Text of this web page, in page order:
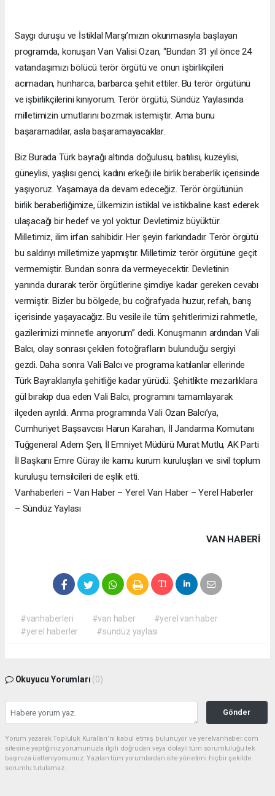
Saygı duruşu ve İstiklal Marşı’mızın okunmasıyla başlayan
programda, konuşan Van Valisi Ozan, “Bundan 31 yıl önce 24
vatandaşımızı bölücü terör örgütü ve onun işbirlikçileri
acımadan, hunharca, barbarca şehit ettiler. Bu terör örgütünü
ve işbirlikçilerini kınıyorum. Terör örgütü, Sündüz Yaylasında
milletimizin umutlarını bozmak istemiştir. Ama bunu
başaramadılar, asla başaramayacaklar.
Biz Burada Türk bayrağı altında doğulusu, batılısı, kuzeylisi,
güneylisi, yaşlısı genci, kadını erkeği ile birlik beraberlik içerisinde
yaşıyoruz. Yaşamaya da devam edeceğiz. Terör örgütünün
birlik beraberliğimize, ülkemizin istiklal ve istikbaline kast ederek
ulaşacağı bir hedef ve yol yoktur. Devletimiz büyüktür.
Milletimiz, ilim irfan sahibidir. Her şeyin farkındadır. Terör örgütü
bu saldırıyı milletimize yapmıştır. Milletimiz terör örgütüne geçit
vermemiştir. Bundan sonra da vermeyecektir. Devletinin
yanında durarak terör örgütlerine şimdiye kadar gereken cevabı
vermiştir. Bizler bu bölgede, bu coğrafyada huzur, refah, barış
içerisinde yaşayacağız. Bu vesile ile tüm şehitlerimizi rahmetle,
gazilerimizi minnetle anıyorum” dedi. Konuşmanın ardından Vali
Balcı, olay sonrası çekilen fotoğrafların bulunduğu sergiyi
gezdi. Daha sonra Vali Balcı ve programa katılanlar ellerinde
Türk Bayraklarıyla şehitliğe kadar yürüdü. Şehitlikte mezarlıklara
gül bırakıp dua eden Vali Balcı, programını tamamlayarak
ilçeden ayrıldı. Anma programında Vali Ozan Balcı’ya,
Cumhuriyet Başsavcısı Harun Karahan, İl Jandarma Komutanı
Tuğgeneral Adem Şen, İl Emniyet Müdürü Murat Mutlu, AK Parti
İl Başkanı Emre Güray ile kamu kurum kuruluşları ve sivil toplum
kuruluşu temsilcileri de eşlik etti.
Vanhaberleri – Van Haber – Yerel Van Haber – Yerel Haberler
– Sündüz Yaylası
VAN HABERİ
#vanhaberleri #van haber
#yerel van haber
#yerel haberler
#sündüz yaylası
Okuyucu Yorumları (0)
Gönder
Yorum yazarak Topluluk Kuralları’nı kabul etmiş bulunuyor ve yerelvanhaber.com
sitesine yaptığınız yorumunuzla ilgili doğrudan veya dolaylı tüm sorumluluğu tek
başınıza üstleniyorsunuz. Yazılan tüm yorumlardan site yönetimi hiçbir şekilde
sorumlu tutulamaz.